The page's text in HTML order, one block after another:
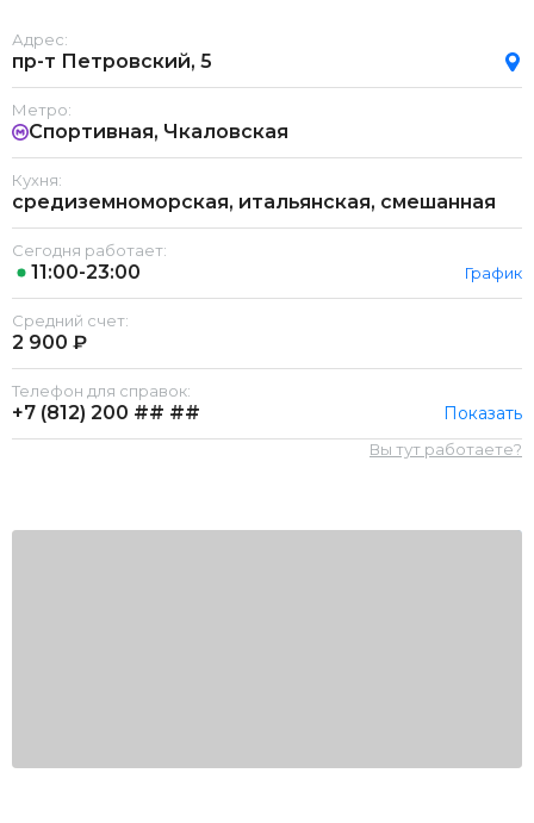
Адрес:
пр-т Петровский, 5
Метро:
Спортивная, Чкаловская
Кухня:
средиземноморская, итальянская, смешанная
Сегодня работает:
11:00-23:00 График
Средний счет:
2 900 ₽
Телефон для справок:
+7 (812) 200 ## ## Показать
Вы тут работаете?